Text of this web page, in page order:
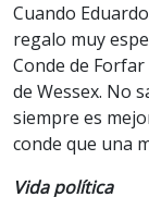
Cuando
regalo muy
Conde de
de Wessex. No
siempre es
conde que una
Vida política